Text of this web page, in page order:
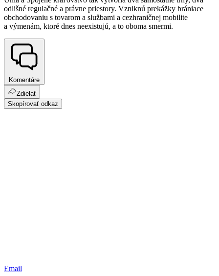
odlišné regulačné a právne priestory. Vzniknú prekážky brániace
obchodovaniu s tovarom a službami a cezhraničnej mobilite
a výmenám, ktoré dnes neexistujú, a to oboma smermi.
Komentáre
Zdielať
Skopírovať odkaz
Email